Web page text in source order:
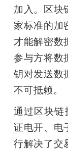
加入。区块
家标准的加
才能解密数
参与方将数
钥对发送数
不可抵赖。
通过区块链
证电开、电
行解决了交